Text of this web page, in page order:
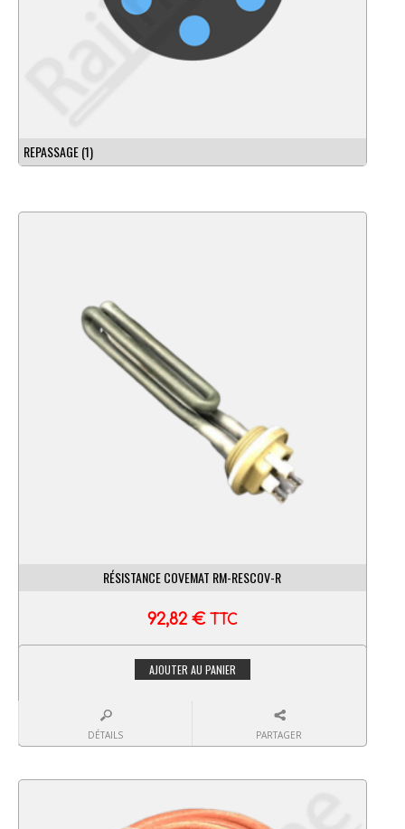
REPASSAGE(1)
RÉSISTANCE COVEMAT RM-RESCOV-R
92,82 € TTC
AJOUTER AU PANIER
DÉTAILS PARTAGER